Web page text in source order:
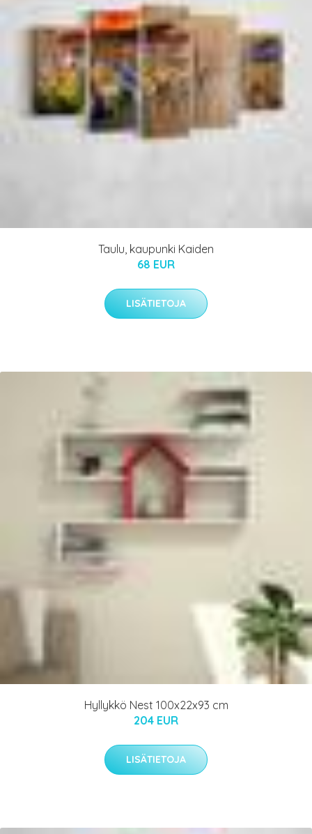
Taulu, kaupunki Kaiden
68 EUR
LISÄTIETOJA
Hyllykkö Nest 100x22x93 cm
204 EUR
LISÄTIETOJA